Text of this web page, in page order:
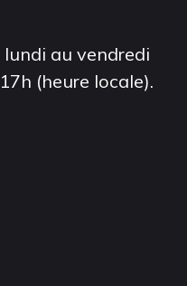
au vendredi
(heure locale).